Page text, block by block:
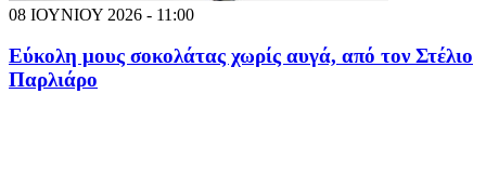
08 ΙΟΥΝΙΟΥ 2026 - 11:00
Εύκολη μους σοκολάτας χωρίς αυγά, από τον Στέλιο
Παρλιάρο